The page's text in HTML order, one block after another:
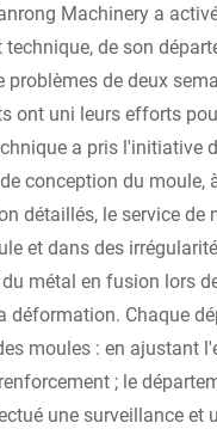
Machinery a
technique, de son
problèmes de deux
ont uni leurs efforts
a pris l'initiative
conception du moule,
détaillés, le service
et dans des
métal en fusion lors
déformation. Chaque
moules : en ajustant
; le
une surveillance et